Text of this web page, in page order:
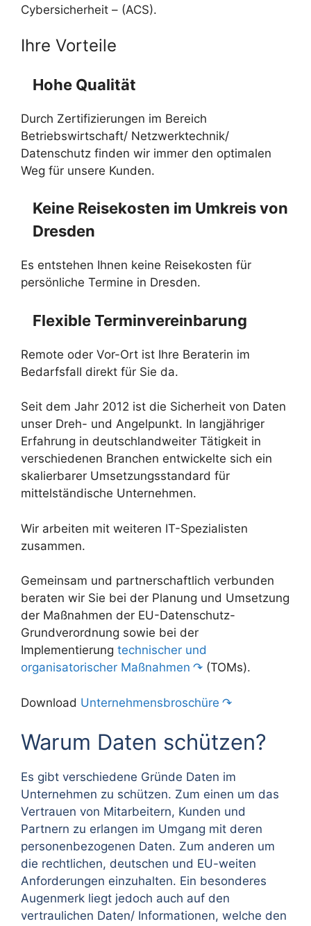
Cybersicherheit – (ACS).
Ihre Vorteile
Hohe Qualität
Durch Zertifizierungen im Bereich
Betriebswirtschaft/ Netzwerktechnik/
Datenschutz finden wir immer den optimalen
Weg für unsere Kunden.
Keine Reisekosten im Umkreis von
Dresden
Es entstehen Ihnen keine Reisekosten für
persönliche Termine in Dresden.
Flexible Terminvereinbarung
Remote oder Vor-Ort ist Ihre Beraterin im
Bedarfsfall direkt für Sie da.
Seit dem Jahr 2012 ist die Sicherheit von Daten
unser Dreh- und Angelpunkt. In langjähriger
Erfahrung in deutschlandweiter Tätigkeit in
verschiedenen Branchen entwickelte sich ein
skalierbarer Umsetzungsstandard für
mittelständische Unternehmen.
Wir arbeiten mit weiteren IT-Spezialisten
zusammen.
Gemeinsam und partnerschaftlich verbunden
beraten wir Sie bei der Planung und Umsetzung
der Maßnahmen der EU-Datenschutz-
Grundverordnung sowie bei der
Implementierung technischer und
organisatorischer Maßnahmen
(TOMs).
Download Unternehmensbroschüre
Warum Daten schützen?
Es gibt verschiedene Gründe Daten im
Unternehmen zu schützen. Zum einen um das
Vertrauen von Mitarbeitern, Kunden und
Partnern zu erlangen im Umgang mit deren
personenbezogenen Daten. Zum anderen um
die rechtlichen, deutschen und EU-weiten
Anforderungen einzuhalten. Ein besonderes
Augenmerk liegt jedoch auch auf den
vertraulichen Daten/ Informationen, welche den